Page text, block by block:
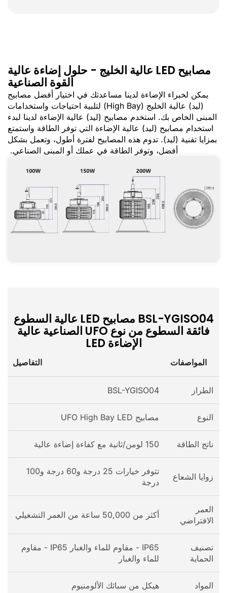
مصابيح LED عالية الخليج - حلول إضاءة عالية
القوة الصناعية
يمكن لخبراء الإضاءة لدينا مساعدتك في اختيار أفضل مصابيح
(ليد) عالية الخليج (High Bay) لتلبية احتياجات واستخدامات
المبنى الخاص بك. استخدم مصابيح (ليد) عالية الإضاءة لدينا لبدء
استخدام مصابيح (ليد) عالية الإضاءة التي توفر الطاقة واستمتع
بمزايا تقنية (ليد). تدوم هذه المصابيح لفترة أطول، وتعمل بشكل
أفضل، وتوفر الطاقة في عملك أو المبنى الصناعي.
BSL-YGISO04 مصابيح LED عالية السطوع
فائقة السطوع من نوع UFO الصناعية عالية
الإضاءة LED
المواصفات التفاصيل
الطراز BSL-YGISO04
النوع مصابيح UFO High Bay LED
ناتج الطاقة 150 لومن/ثانية مع كفاءة إضاءة عالية
زوايا الشعاع
تتوفر خيارات 25 درجة و60 درجة و100
درجة
العمر
الافتراضي
أكثر من 50,000 ساعة من العمر التشغيلي
تصنيف
الحماية
IP65 - مقاوم للماء والغبار IP65 - مقاوم
للماء والغبار
المواد هيكل من سبائك الألومنيوم